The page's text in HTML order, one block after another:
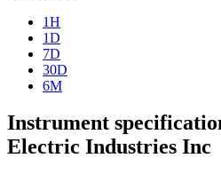
1H
1D
7D
30D
6M
Instrument
Electric Industries Inc